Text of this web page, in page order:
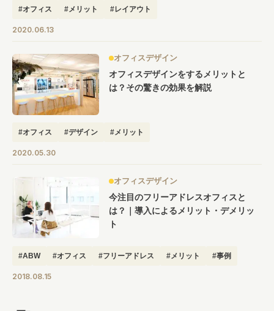
#オフィス #メリット #レイアウト
2020.06.13
オフィスデザイン
オフィスデザインをするメリットと
は？その驚きの効果を解説
#オフィス #デザイン #メリット
2020.05.30
オフィスデザイン
今注目のフリーアドレスオフィスと
は？｜導入によるメリット・デメリッ
ト
#ABW #オフィス #フリーアドレス #メリット #事例
2018.08.15